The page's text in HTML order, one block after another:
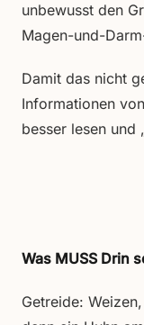
unbewusst den
Magen-und-
Damit das nicht
Informationen
besser lesen und
Was MUSS Drin
Getreide: